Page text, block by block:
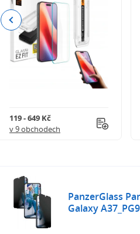
119 - 649 Kč
v 9 obchodech
Previous
PanzerGlass
Galaxy